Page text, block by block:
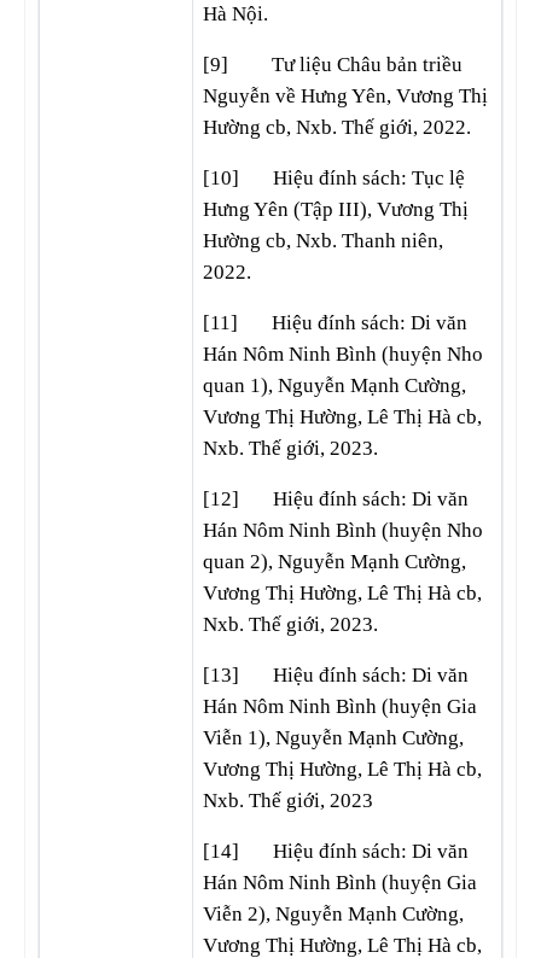
Hà Nội.
[9] Tư liệu Châu bản triều
Nguyễn về Hưng Yên, Vương Thị
Hường cb, Nxb. Thế giới, 2022.
[10] Hiệu đính sách: Tục lệ
Hưng Yên (Tập III), Vương Thị
Hường cb, Nxb. Thanh niên,
2022.
[11] Hiệu đính sách: Di văn
Hán Nôm Ninh Bình (huyện Nho
quan 1), Nguyễn Mạnh Cường,
Vương Thị Hường, Lê Thị Hà cb,
Nxb. Thế giới, 2023.
[12] Hiệu đính sách: Di văn
Hán Nôm Ninh Bình (huyện Nho
quan 2), Nguyễn Mạnh Cường,
Vương Thị Hường, Lê Thị Hà cb,
Nxb. Thế giới, 2023.
[13] Hiệu đính sách: Di văn
Hán Nôm Ninh Bình (huyện Gia
Viễn 1), Nguyễn Mạnh Cường,
Vương Thị Hường, Lê Thị Hà cb,
Nxb. Thế giới, 2023
[14] Hiệu đính sách: Di văn
Hán Nôm Ninh Bình (huyện Gia
Viễn 2), Nguyễn Mạnh Cường,
Vương Thị Hường, Lê Thị Hà cb,